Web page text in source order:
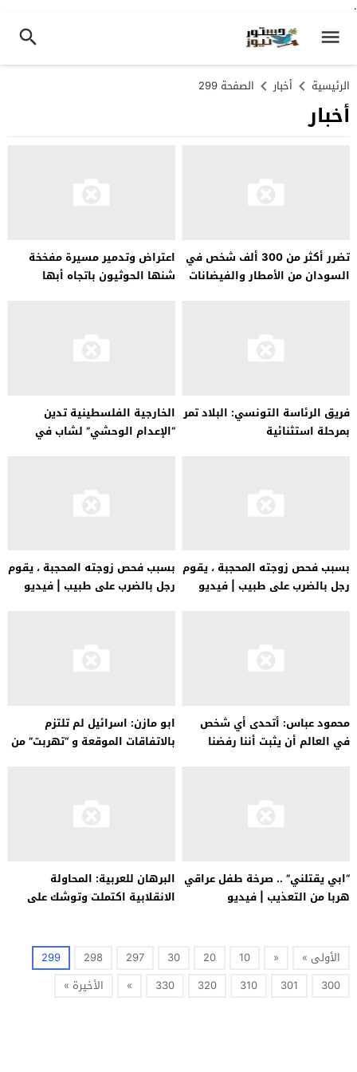
.
الرئيسية أخبار الصفحة 299
أخبار
تضرر أكثر من 300 ألف شخص في
السودان من الأمطار والفيضانات
اعتراض وتدمير مسيرة مفخخة
شنها الحوثيون باتجاه أبها
فريق الرئاسة التونسي: البلاد تمر
بمرحلة استثنائية
الخارجية الفلسطينية تدين
“الإعدام الوحشي” لشاب في
بسبب فحص زوجته المحجبة ، يقوم
رجل بالضرب على طبيب | فيديو
بسبب فحص زوجته المحجبة ، يقوم
رجل بالضرب على طبيب | فيديو
محمود عباس: أتحدى أي شخص
في العالم أن يثبت أننا رفضنا
ابو مازن: اسرائيل لم تلتزم
بالاتفاقات الموقعة و “تهربت” من
“ابي يقتلني” .. صرخة طفل عراقي
هربا من التعذيب | فيديو
البرهان للعربية: المحاولة
الانقلابية اكتملت وتوشك على
الأولى » «
10
20
30
297
298
299
300
301
310
320
330
» الأخيرة »